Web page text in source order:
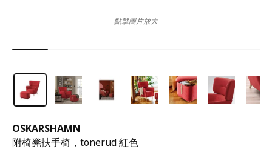
OSKARSHAMN
附椅凳扶手椅，tonerud 紅色
點擊圖片放大